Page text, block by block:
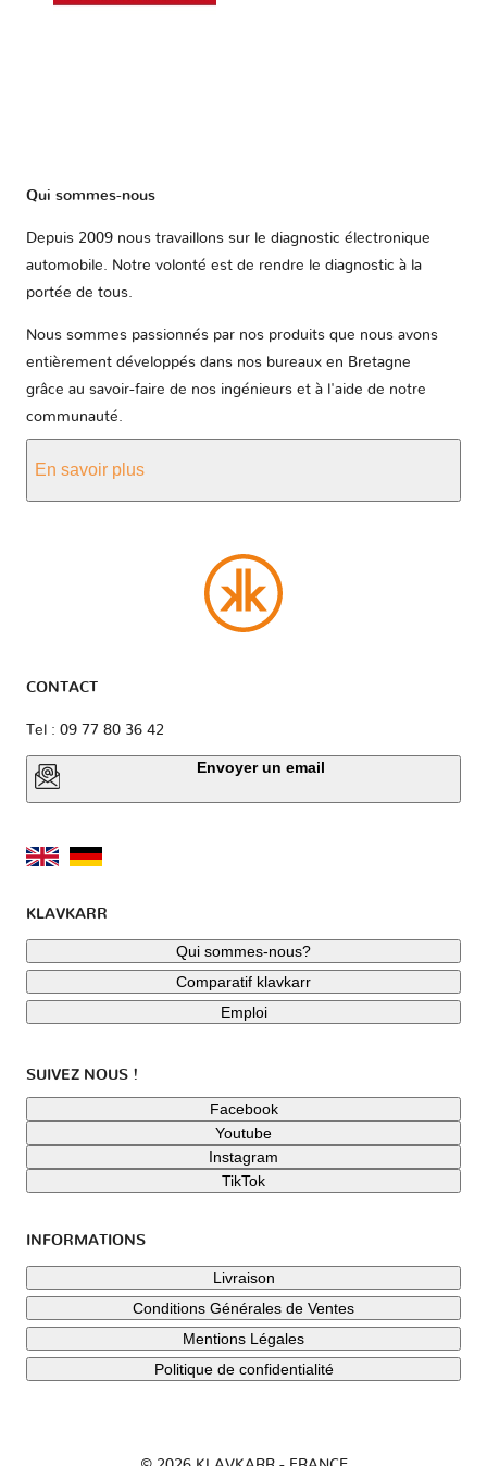
Qui sommes-nous
Depuis 2009 nous travaillons sur le diagnostic électronique
automobile. Notre volonté est de rendre le diagnostic à la
portée de tous.
Nous sommes passionnés par nos produits que nous avons
entièrement développés dans nos bureaux en Bretagne
grâce au savoir-faire de nos ingénieurs et à l'aide de notre
communauté.
En savoir plus
CONTACT
Tel : 09 77 80 36 42
Envoyer un email
KLAVKARR
Qui sommes-nous?
Comparatif klavkarr
Emploi
SUIVEZ NOUS !
Facebook
Youtube
Instagram
TikTok
INFORMATIONS
Livraison
Conditions Générales de Ventes
Mentions Légales
Politique de confidentialité